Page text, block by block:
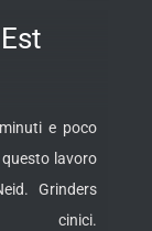
e poco
lavoro
Grinders
cinici.